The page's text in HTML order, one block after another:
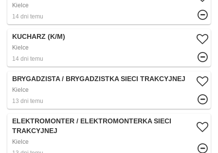
Kielce
14 dni temu
KUCHARZ (K/M)
Kielce
14 dni temu
BRYGADZISTA / BRYGADZISTKA SIECI TRAKCYJNEJ
Kielce
13 dni temu
ELEKTROMONTER / ELEKTROMONTERKA SIECI
TRAKCYJNEJ
Kielce